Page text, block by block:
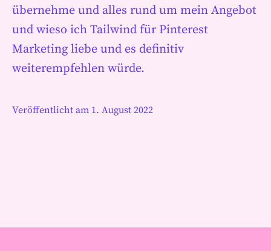
übernehme und alles rund um mein Angebot
und wieso ich Tailwind für Pinterest
Marketing liebe und es definitiv
weiterempfehlen würde.
Veröffentlicht am 1. August 2022